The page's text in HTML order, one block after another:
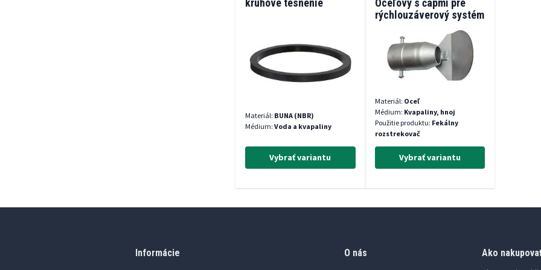
kruhové tesnenie
Materiál: BUNA (NBR)
Médium: Voda a kvapaliny
Vybrať variantu
Oceľový s čapmi pre
rýchlouzáverový systém
Materiál: Oceľ
Médium: Kvapaliny, hnoj
Použitie produktu: Fekálny
rozstrekovač
Vybrať variantu
Informácie O nás Ako